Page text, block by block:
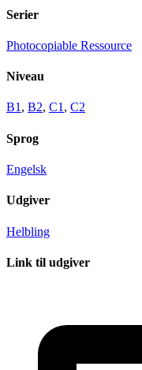
Serier
Photocopiable Ressource
Niveau
B1, B2, C1, C2
Sprog
Engelsk
Udgiver
Helbling
Link til udgiver